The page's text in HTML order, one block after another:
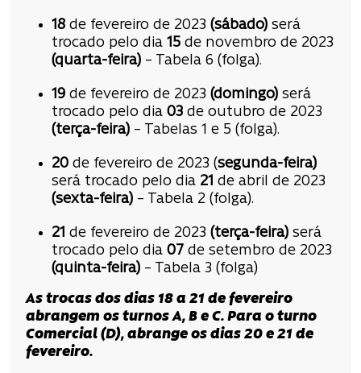
18 de fevereiro de 2023 (sábado) será
trocado pelo dia 15 de novembro de 2023
(quarta-feira) – Tabela 6 (folga).
19 de fevereiro de 2023 (domingo) será
trocado pelo dia 03 de outubro de 2023
(terça-feira) – Tabelas 1 e 5 (folga).
20 de fevereiro de 2023 (segunda-feira)
será trocado pelo dia 21 de abril de 2023
(sexta-feira) – Tabela 2 (folga).
21 de fevereiro de 2023 (terça-feira) será
trocado pelo dia 07 de setembro de 2023
(quinta-feira) – Tabela 3 (folga)
As trocas dos dias 18 a 21 de fevereiro
abrangem os turnos A, B e C. Para o turno
Comercial (D), abrange os dias 20 e 21 de
fevereiro.